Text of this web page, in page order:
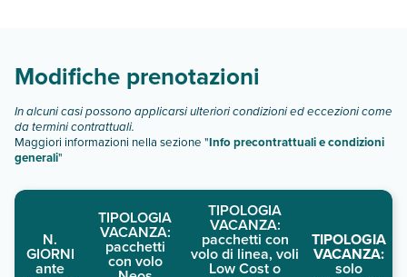
Modifiche prenotazioni
In alcuni casi possono applicarsi ulteriori condizioni ed eccezioni come
da termini contrattuali.
Maggiori informazioni nella sezione "Info precontrattuali e condizioni
generali"
N.
GIORNI
ante
TIPOLOGIA
VACANZA:
pacchetti
con volo
TIPOLOGIA
VACANZA:
pacchetti con
volo di linea, voli
Low Cost o
TIPOLOGIA
VACANZA:
solo